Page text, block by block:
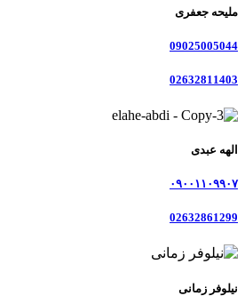
ملیحه جعفری
09025005044
02632811403
الهه عبدی
۰۹۰۰۱۱۰۹۹۰۷
02632861299
نیلوفر زمانی